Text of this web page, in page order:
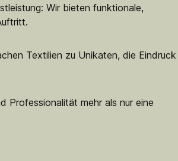
Wir bieten funktionale,
Textilien zu Unikaten, die Eindruck
Professionalität mehr als nur eine